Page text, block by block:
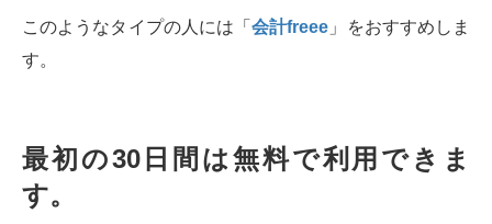
このようなタイプの人には「会計freee 」をおすすめしま
す。
最初の30日間は無料で利用できま
す。